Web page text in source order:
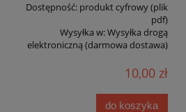
Dostępność: produkt cyfrowy (plik
pdf)
Wysyłka w:Wysyłka drogą
elektroniczną (darmowa dostawa)
10,00 zł
do koszyka